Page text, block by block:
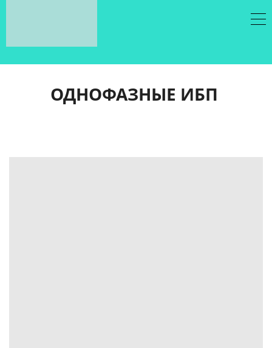
ОДНОФАЗНЫЕ ИБП